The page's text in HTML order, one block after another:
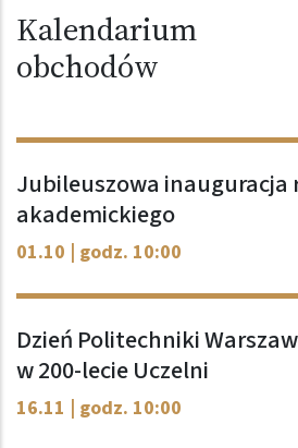
Kalendarium
obchodów
Jubileuszowa inauguracja
akademickiego
01.10 | godz. 10:00
Dzień Politechniki
w 200-lecie Uczelni
16.11 | godz. 10:00